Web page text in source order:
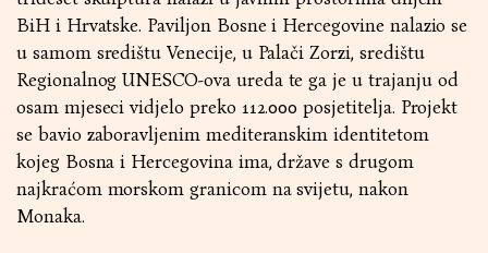
BiH i Hrvatske. Paviljon Bosne i Hercegovine nalazio se
u samom središtu Venecije, u Palači Zorzi, središtu
Regionalnog UNESCO-ova ureda te ga je u trajanju od
osam mjeseci vidjelo preko 112.000 posjetitelja. Projekt
se bavio zaboravljenim mediteranskim identitetom
kojeg Bosna i Hercegovina ima, države s drugom
najkraćom morskom granicom na svijetu, nakon
Monaka.